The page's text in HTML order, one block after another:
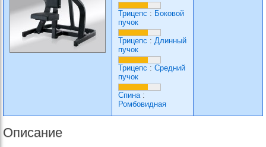
Трицепс : Боковой
пучок
Трицепс : Длинный
пучок
Трицепс : Средний
пучок
Спина:
Ромбовидная
Описание